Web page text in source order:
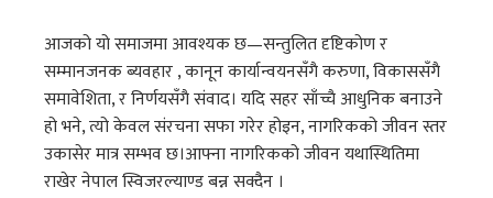
आजको यो समाजमा आवश्यक छ—सन्तुलित दृष्टिकोण र
सम्मानजनक ब्यवहार , कानून कार्यान्वयनसँगै करुणा, विकाससँगै
समावेशिता, र निर्णयसँगै संवाद। यदि सहर साँच्चै आधुनिक बनाउने
हो भने, त्यो केवल संरचना सफा गरेर होइन, नागरिकको जीवन स्तर
उकासेर मात्र सम्भव छ।आफ्ना नागरिकको जीवन यथास्थितिमा
राखेर नेपाल स्विजरल्याण्ड बन्न सक्दैन ।